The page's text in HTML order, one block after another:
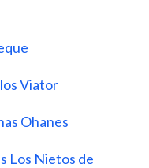
Viator
Ohanes
Los Nietos de